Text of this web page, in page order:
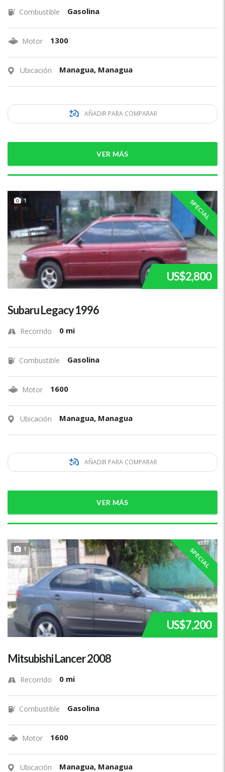
Combustible Gasolina
Motor 1300
Ubicación Managua, Managua
AÑADIR PARA COMPARAR
VER MÁS
1 SPECIAL
US$2,800
Subaru Legacy 1996
Recorrido 0 mi
Combustible Gasolina
Motor 1600
Ubicación Managua, Managua
AÑADIR PARA COMPARAR
VER MÁS
1 SPECIAL
US$7,200
Mitsubishi Lancer 2008
Recorrido 0 mi
Combustible Gasolina
Motor 1600
Ubicación Managua, Managua